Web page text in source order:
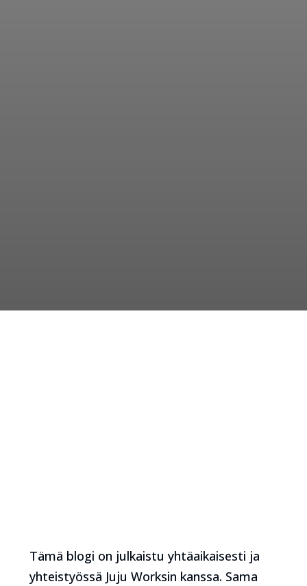
Tämä blogi on julkaistu yhtäaikaisesti ja
yhteistyössä Juju Worksin kanssa. Sama